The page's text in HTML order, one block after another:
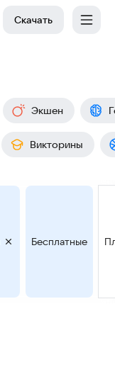
Скачать
Экшен
Викторины
Бесплатные